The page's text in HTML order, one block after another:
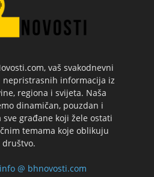
vaš svakodnevni
nepristrasnih informacija iz
regiona i svijeta. Naša
dinamičan, pouzdan i
građane koji žele ostati
temama koje oblikuju
društvo.
info @ bhnovosti.com